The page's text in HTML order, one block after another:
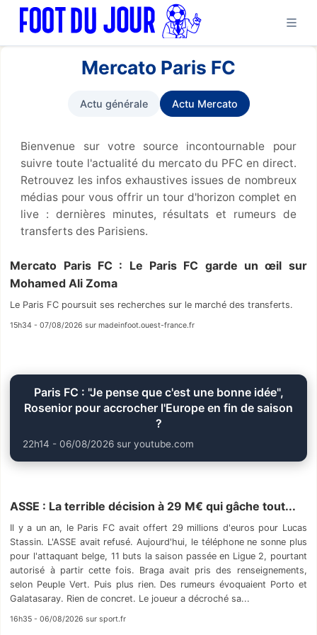
Mercato Paris FC
Actu générale Actu Mercato
Bienvenue sur votre source incontournable pour
suivre toute l'actualité du mercato du PFC en direct.
Retrouvez les infos exhaustives issues de nombreux
médias pour vous offrir un tour d'horizon complet en
live : dernières minutes, résultats et rumeurs de
transferts des Parisiens.
Mercato Paris FC : Le Paris FC garde un œil sur
Mohamed Ali Zoma
Le Paris FC poursuit ses recherches sur le marché des transferts.
15h34 - 07/08/2026 sur madeinfoot.ouest-france.fr
Paris FC : "Je pense que c'est une bonne idée",
Rosenior pour accrocher l'Europe en fin de saison
?
22h14 - 06/08/2026 sur youtube.com
ASSE : La terrible décision à 29 M€ qui gâche tout...
Il y a un an, le Paris FC avait offert 29 millions d'euros pour Lucas
Stassin. L'ASSE avait refusé. Aujourd'hui, le téléphone ne sonne plus
pour l'attaquant belge, 11 buts la saison passée en Ligue 2, pourtant
autorisé à partir cette fois. Braga avait pris des renseignements,
selon Peuple Vert. Puis plus rien. Des rumeurs évoquaient Porto et
Galatasaray. Rien de concret. Le joueur a décroché sa...
16h35 - 06/08/2026 sur sport.fr